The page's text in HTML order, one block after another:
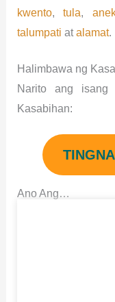
kwento,tula,
talumpati atalamat.
Halimbawa ng
Narito ang isang
Kasabihan:
Ano Ang…